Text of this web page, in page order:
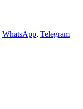
WhatsApp, Telegram